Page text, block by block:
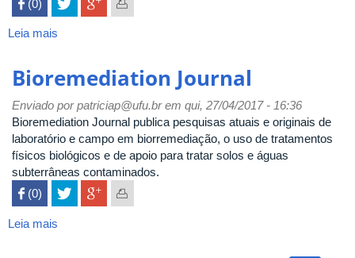
 (0)
Leia mais
Bioremediation Journal
Enviado porpatriciap@ufu.brem qui, 27/04/2017 - 16:36
Bioremediation Journal publica pesquisas atuais e originais de
laboratório e campo em biorremediação, o uso de tratamentos
físicos biológicos e de apoio para tratar solos e águas
subterrâneas contaminados.
 (0)
Leia mais